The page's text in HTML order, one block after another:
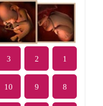
1
2
3
8
9
10